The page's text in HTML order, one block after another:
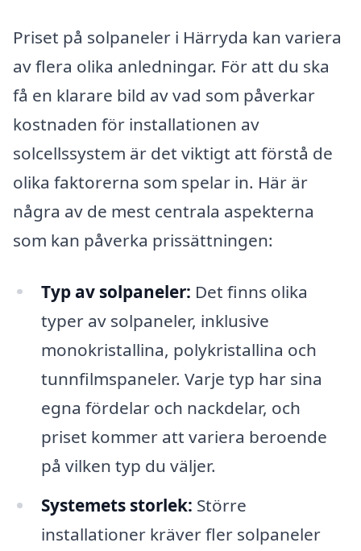
Priset på solpaneler i Härryda kan variera
av flera olika anledningar. För att du ska
få en klarare bild av vad som påverkar
kostnaden för installationen av
solcellssystem är det viktigt att förstå de
olika faktorerna som spelar in. Här är
några av de mest centrala aspekterna
som kan påverka prissättningen:
Typ av solpaneler: Det finns olika
typer av solpaneler, inklusive
monokristallina, polykristallina och
tunnfilmspaneler. Varje typ har sina
egna fördelar och nackdelar, och
priset kommer att variera beroende
på vilken typ du väljer.
Systemets storlek: Större
installationer kräver fler solpaneler